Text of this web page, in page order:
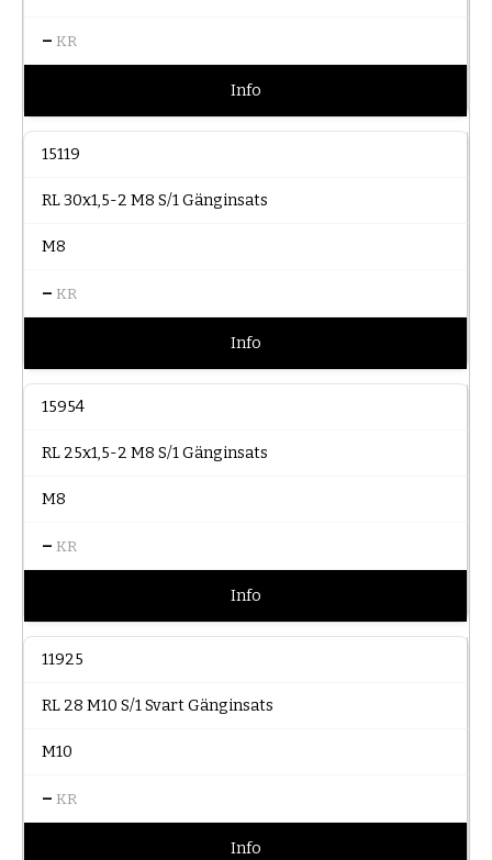
– KR
Info
15119
RL 30x1,5-2 M8 S/1 Gänginsats
M8
– KR
Info
15954
RL 25x1,5-2 M8 S/1 Gänginsats
M8
– KR
Info
11925
RL 28 M10 S/1 Svart Gänginsats
M10
– KR
Info